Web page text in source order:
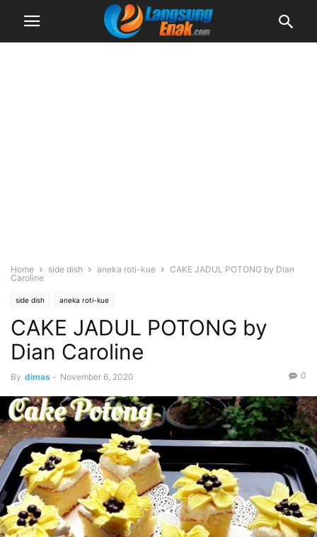
Home side dish aneka roti-kue
CAKE JADUL POTONG by Dian
Caroline
side dish aneka roti-kue
CAKE JADUL POTONG by
Dian Caroline
By dimas - November 6, 2020 0